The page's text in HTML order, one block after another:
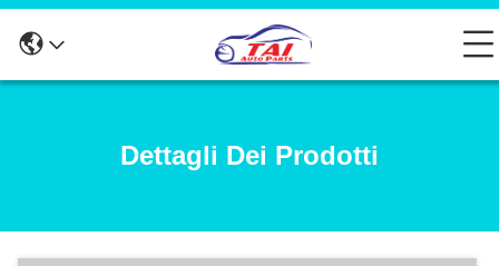
Dettagli Dei Prodotti